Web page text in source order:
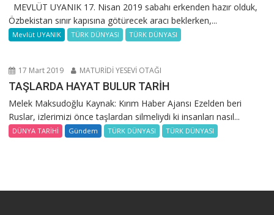
MEVLÜT UYANIK 17. Nisan 2019 sabahı erkenden hazır olduk,
Özbekistan sınır kapısına götürecek aracı beklerken,...
Mevlüt UYANIK TÜRK DÜNYASI TÜRK DÜNYASI
17 Mart 2019 MATURİDİ YESEVİ OTAĞI
TAŞLARDA HAYAT BULUR TARİH
Melek Maksudoğlu Kaynak: Kırım Haber Ajansı Ezelden beri
Ruslar, izlerimizi önce taşlardan silmeliydi ki insanları nasıl...
DÜNYA TARİHİ Gündem TÜRK DÜNYASI TÜRK DÜNYASI